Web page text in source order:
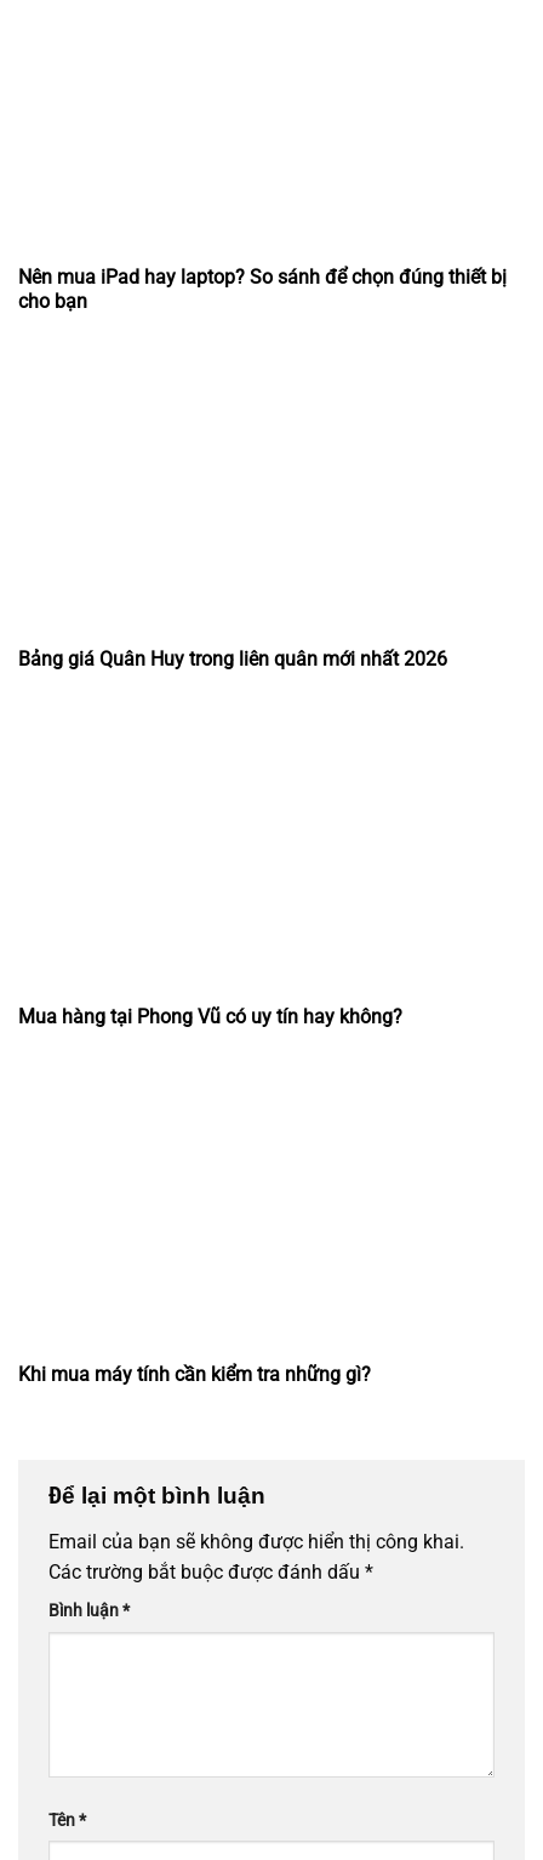
Nên mua iPad hay laptop? So sánh để chọn đúng thiết bị
cho bạn
Bảng giá Quân Huy trong liên quân mới nhất 2026
Mua hàng tại Phong Vũ có uy tín hay không?
Khi mua máy tính cần kiểm tra những gì?
Để lại một bình luận
Email của bạn sẽ không được hiển thị công khai.
Các trường bắt buộc được đánh dấu *
Bình luận*
Tên*